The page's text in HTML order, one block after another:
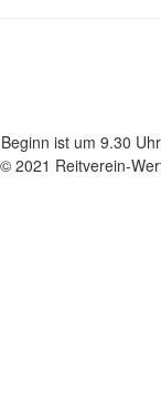
Beginn ist um 9.30
© 2021 Reitverein-